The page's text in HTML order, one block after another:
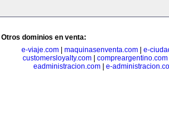
Otros dominios en venta:
e-viaje.com| maquinasenventa.com| e-
customersloyalty.com| compreargentino.com
eadministracion.com
e-